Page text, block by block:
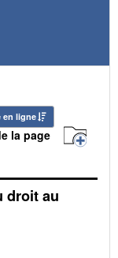
en ligne
la page
droit au